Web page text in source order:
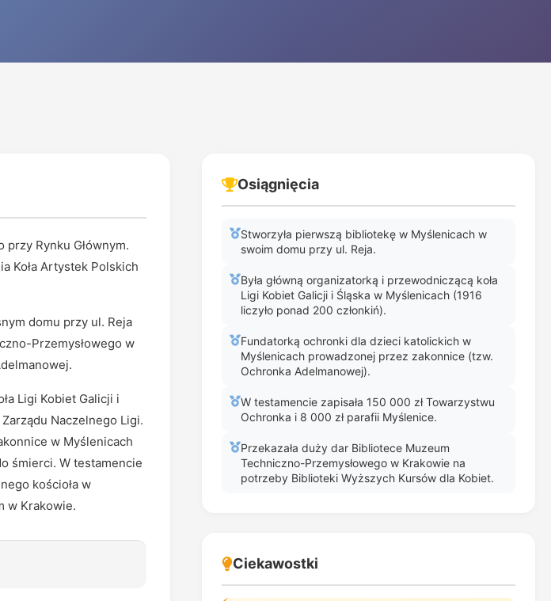
przy Rynku Głównym.
Koła Artystek Polskich
domu przy ul. Reja
Przemysłowego w
Ligi Kobiet Galicji i
Naczelnego Ligi.
w Myślenicach
śmierci. W testamencie
kościoła w
w Krakowie.
Osiągnięcia
Stworzyła pierwszą bibliotekę w Myślenicach w
swoim domu przy ul. Reja.
Była główną organizatorką i przewodniczącą koła
Ligi Kobiet Galicji i Śląska w Myślenicach (1916
liczyło ponad 200 członkiń).
Fundatorką ochronki dla dzieci katolickich w
Myślenicach prowadzonej przez zakonnice (tzw.
Ochronka Adelmanowej).
W testamencie zapisała 150 000 zł Towarzystwu
Ochronka i 8 000 zł parafii Myślenice.
Przekazała duży dar Bibliotece Muzeum
Techniczno-Przemysłowego w Krakowie na
potrzeby Biblioteki Wyższych Kursów dla Kobiet.
Ciekawostki